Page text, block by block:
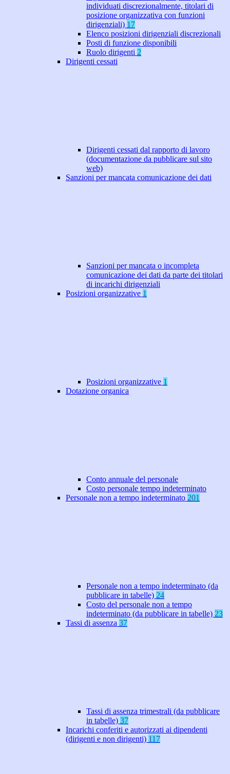
individuati discrezionalmente, titolari di
posizione organizzativa con funzioni
dirigenziali) 17
Elenco posizioni dirigenziali discrezionali
Posti di funzione disponibili
Ruolo dirigenti 2
Dirigenti cessati
Dirigenti cessati dal rapporto di lavoro
(documentazione da pubblicare sul sito
web)
Sanzioni per mancata comunicazione dei dati
Sanzioni per mancata o incompleta
comunicazione dei dati da parte dei titolari
di incarichi dirigenziali
Posizioni organizzative 1
Posizioni organizzative 1
Dotazione organica
Conto annuale del personale
Costo personale tempo indeterminato
Personale non a tempo indeterminato 201
Personale non a tempo indeterminato (da
pubblicare in tabelle) 24
Costo del personale non a tempo
indeterminato (da pubblicare in tabelle) 23
Tassi di assenza 37
Tassi di assenza trimestrali (da pubblicare
in tabelle) 37
Incarichi conferiti e autorizzati ai dipendenti
(dirigenti e non dirigenti) 117